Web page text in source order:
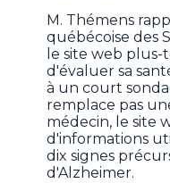
M. Thémens
québécoise des
le site web
d'évaluer sa
à un court
remplace pas
médecin, le site
d'informations
dix signes
d'Alzheimer.